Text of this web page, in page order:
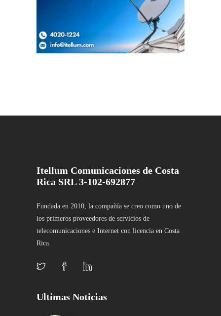
Itellum Comunicaciones de Costa
Rica SRL 3-102-692877
Fundada en 2010, la compañía se creo como uno de
los primeros proveedores de servicios de
telecomunicaciones e Internet con licencia en Costa
Rica.
Ultimas Noticias